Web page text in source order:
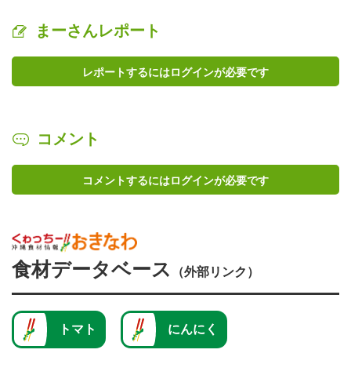
まーさんレポート
レポートするにはログインが必要です
コメント
コメントするにはログインが必要です
食材データベース （外部リンク）
トマト にんにく